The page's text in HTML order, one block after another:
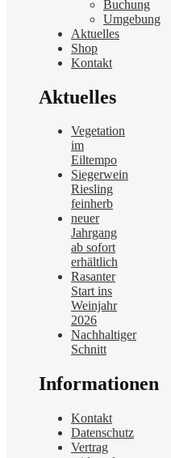
Buchung
Umgebung
Aktuelles
Shop
Kontakt
Aktuelles
Vegetation
im
Eiltempo
Siegerwein
Riesling
feinherb
neuer
Jahrgang
ab sofort
erhältlich
Rasanter
Start ins
Weinjahr
2026
Nachhaltiger
Schnitt
Informationen
Kontakt
Datenschutz
Vertrag